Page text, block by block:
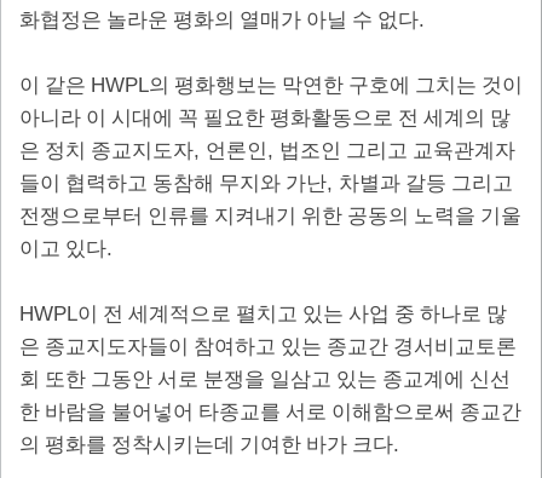
화협정은 놀라운 평화의 열매가 아닐 수 없다.
이 같은 HWPL의 평화행보는 막연한 구호에 그치는 것이
아니라 이 시대에 꼭 필요한 평화활동으로 전 세계의 많
은 정치 종교지도자, 언론인, 법조인 그리고 교육관계자
들이 협력하고 동참해 무지와 가난, 차별과 갈등 그리고
전쟁으로부터 인류를 지켜내기 위한 공동의 노력을 기울
이고 있다.
HWPL이 전 세계적으로 펼치고 있는 사업 중 하나로 많
은 종교지도자들이 참여하고 있는 종교간 경서비교토론
회 또한 그동안 서로 분쟁을 일삼고 있는 종교계에 신선
한 바람을 불어넣어 타종교를 서로 이해함으로써 종교간
의 평화를 정착시키는데 기여한 바가 크다.